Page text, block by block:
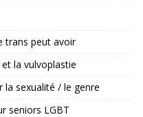
trans peut avoir
la vulvoplastie
sexualité / le genre
seniors LGBT